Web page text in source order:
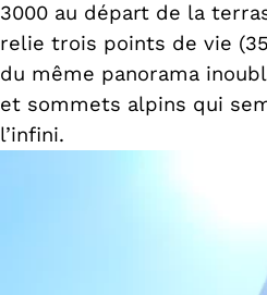
3000 au départ de la
relie trois points de vie
du même panorama
et sommets alpins qui
l’infini.